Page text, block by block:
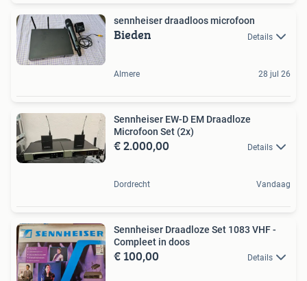
sennheiser draadloos microfoon
Bieden Details
Almere 28 jul 26
Sennheiser EW-D EM Draadloze
Microfoon Set (2x)
€ 2.000,00 Details
Dordrecht Vandaag
Sennheiser Draadloze Set 1083 VHF -
Compleet in doos
€ 100,00 Details